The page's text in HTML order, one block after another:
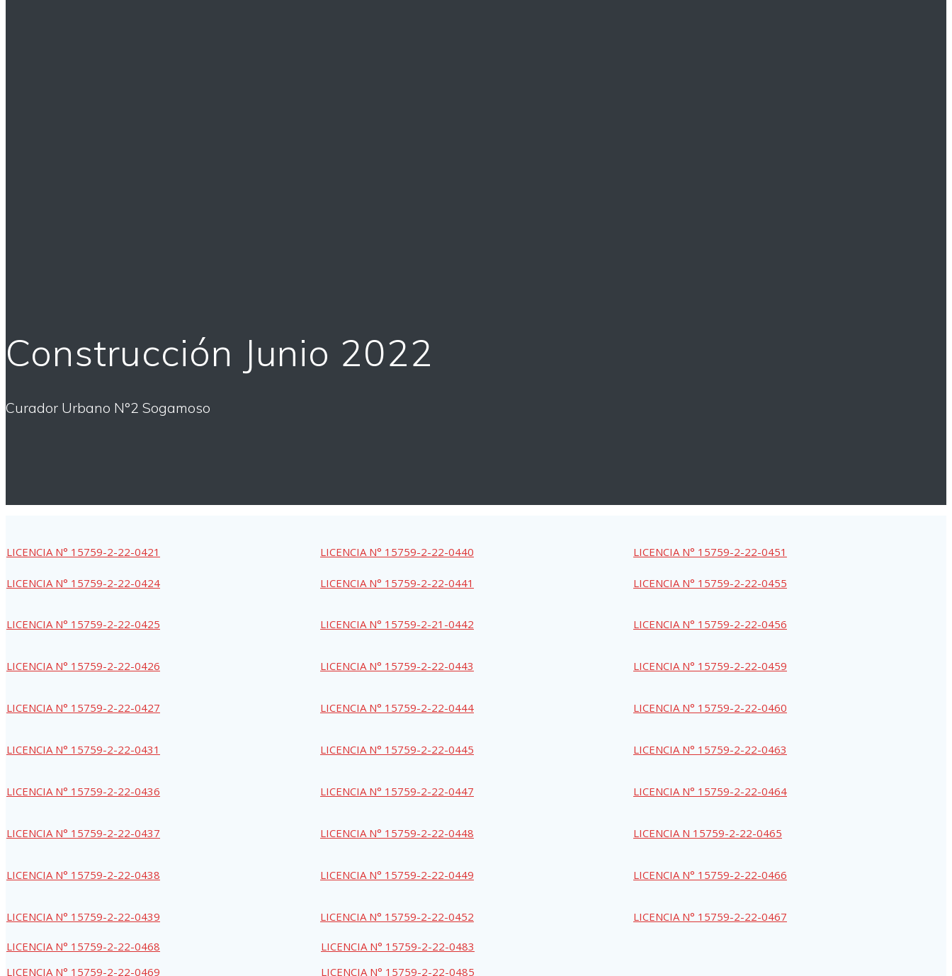
Construcción Junio 2022
Curador Urbano N°2 Sogamoso
LICENCIA N° 15759-2-22-0421 LICENCIA N° 15759-2-22-0440 LICENCIA N° 15759-2-22-0451
LICENCIA N° 15759-2-22-0424 LICENCIA N° 15759-2-22-0441 LICENCIA N° 15759-2-22-0455
LICENCIA N° 15759-2-22-0425 LICENCIA N° 15759-2-21-0442 LICENCIA N° 15759-2-22-0456
LICENCIA N° 15759-2-22-0426 LICENCIA N° 15759-2-22-0443 LICENCIA N° 15759-2-22-0459
LICENCIA N° 15759-2-22-0427 LICENCIA N° 15759-2-22-0444 LICENCIA N° 15759-2-22-0460
LICENCIA N° 15759-2-22-0431 LICENCIA N° 15759-2-22-0445 LICENCIA N° 15759-2-22-0463
LICENCIA N° 15759-2-22-0436 LICENCIA N° 15759-2-22-0447 LICENCIA N° 15759-2-22-0464
LICENCIA N° 15759-2-22-0437 LICENCIA N° 15759-2-22-0448 LICENCIA N 15759-2-22-0465
LICENCIA N° 15759-2-22-0438 LICENCIA N° 15759-2-22-0449 LICENCIA N° 15759-2-22-0466
LICENCIA N° 15759-2-22-0439 LICENCIA N° 15759-2-22-0452 LICENCIA N° 15759-2-22-0467
LICENCIA N° 15759-2-22-0468
LICENCIA N° 15759-2-22-0483
LICENCIA N° 15759-2-22-0469
LICENCIA N° 15759-2-22-0485